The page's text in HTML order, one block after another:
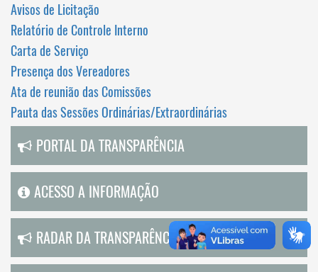
Avisos de Licitação
Relatório de Controle Interno
Carta de Serviço
Presença dos Vereadores
Ata de reunião das Comissões
Pauta das Sessões Ordinárias/Extraordinárias
PORTAL DA TRANSPARÊNCIA
ACESSO A INFORMAÇÃO
RADAR DA TRANSPARÊNCIA